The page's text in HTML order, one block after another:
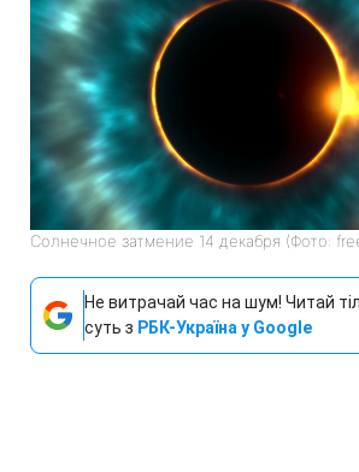
Солнечное затмение 14 декабря (Фото:
Не витрачай час на шум! Читай
суть з РБК-Україна у Google